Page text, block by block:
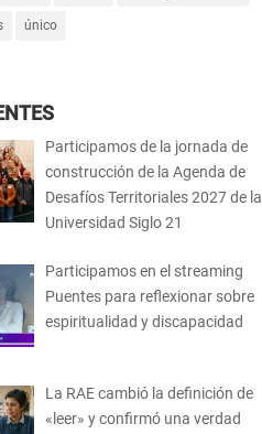
único
Participamos de la jornada de
construcción de la Agenda de
Desafíos Territoriales 2027 de la
Universidad Siglo 21
Participamos en el streaming
Puentes para reflexionar sobre
espiritualidad y discapacidad
La RAE cambió la definición de
«leer» y confirmó una verdad